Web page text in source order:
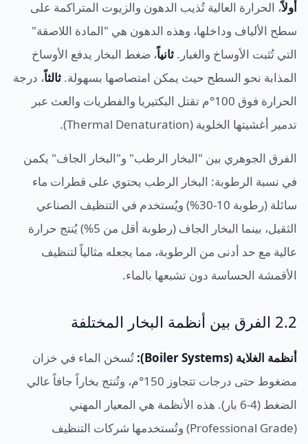
أولاً، الحرارة العالية تُذيب الدهون والزيوت المتراكمة على
سطح الألياف وداخلها، وهذه الدهون هي "المادة اللاصقة"
التي تُثبت الأوساخ والغبار. ثانياً، ضغط البخار يدفع الأوساخ
المذابة نحو السطح حيث يمكن امتصاصها بسهولة. ثالثاً، درجة
الحرارة فوق 100°م تقتل البكتيريا والفطريات والعث عبر
تدمير أغشيتها الخلوية (Thermal Denaturation).
الفرق الجوهري بين "البخار الرطب" و"البخار الجاف" يكمن
في نسبة الرطوبة: البخار الرطب يحتوي على قطرات ماء
سائلة (رطوبة 10-30%) ويُستخدم في التنظيف الصناعي
الثقيل، بينما البخار الجاف (رطوبة أقل من 5%) يُنتج حرارة
عالية مع حد أدنى من الرطوبة، مما يجعله مثالياً لتنظيف
الأقمشة الحساسة دون تشبعها بالماء.
2.2 الفرق بين أنظمة البخار المختلفة
أنظمة الغلاية (Boiler Systems):
تُسخن الماء في خزان
مضغوط حتى درجات تتجاوز 150°م، وتُنتج بخاراً جافاً عالي
الضغط (4-6 بار). هذه الأنظمة هي المعيار المهني
(Professional Grade) وتُستخدمها شركات التنظيف